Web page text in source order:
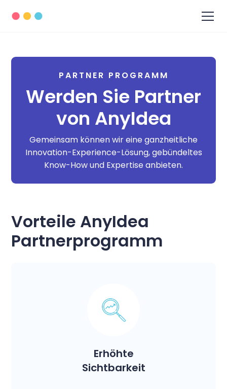
PARTNER PROGRAMM
Werden Sie Partner
von AnyIdea
Gemeinsam können wir eine ganzheitliche
Innovation-Experience-Lösung, gebündeltes
Know-How und Expertise anbieten.
Vorteile AnyIdea
Partnerprogramm
Erhöhte
Sichtbarkeit